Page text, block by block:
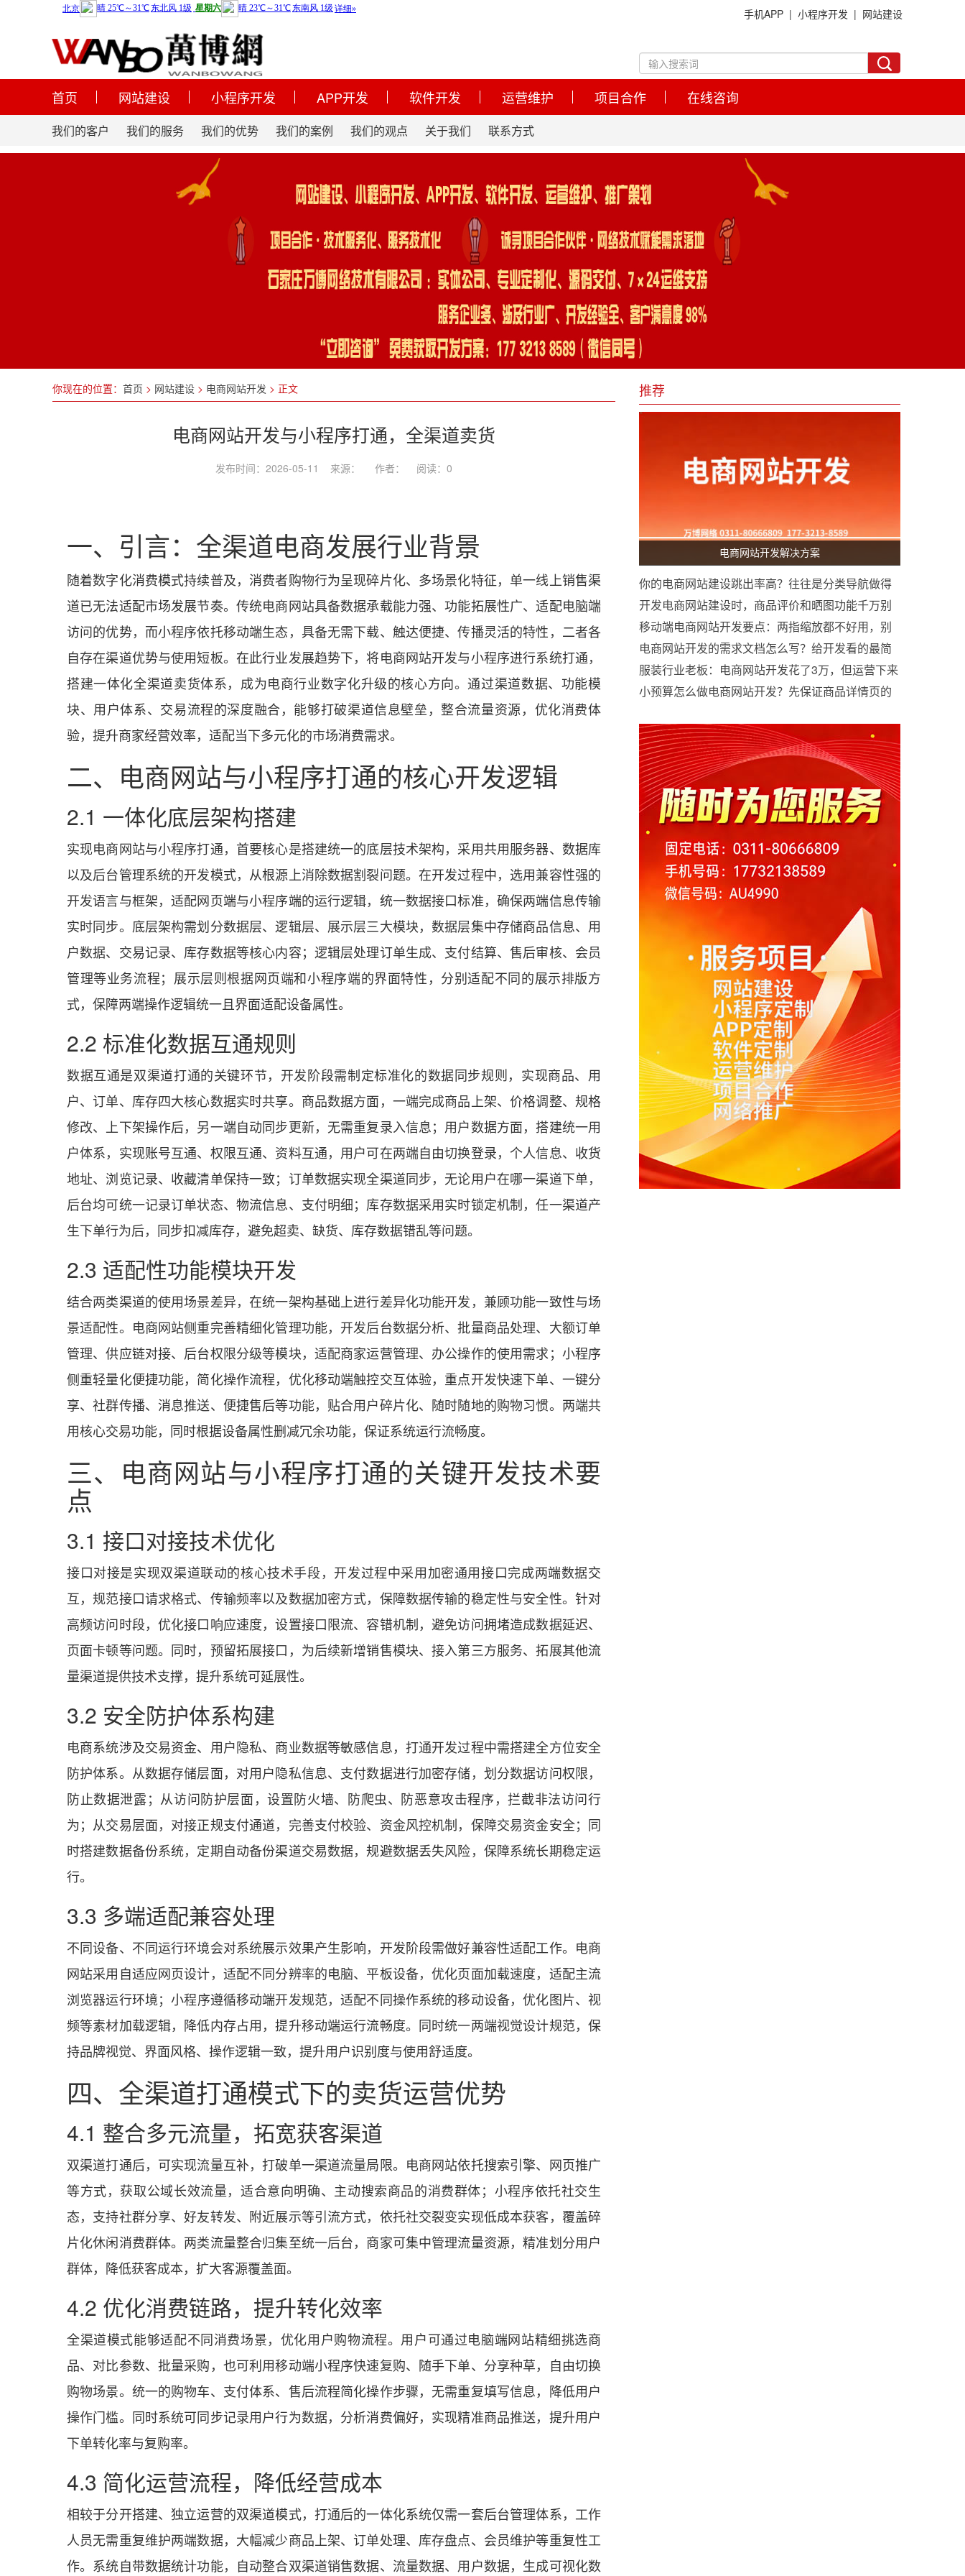
网站建设
小程序开发 |
手机APP |
首页 网站建设 小程序开发 APP开发 软件开发 运营维护 项目合作 在线咨询
我们的客户 我们的服务 我们的优势 我们的案例 我们的观点 关于我们 联系方式
你现在的位置： 首页 > 网站建设 > 电商网站开发 > 正文
电商网站开发与小程序打通，全渠道卖货
发布时间：2026-05-11 来源： 作者： 阅读： 0
一、引言：全渠道电商发展行业背景
随着数字化消费模式持续普及，消费者购物行为呈现碎片化、多场景化特征，单一线上销售渠
道已无法适配市场发展节奏。传统电商网站具备数据承载能力强、功能拓展性广、适配电脑端
访问的优势，而小程序依托移动端生态，具备无需下载、触达便捷、传播灵活的特性，二者各
自存在渠道优势与使用短板。在此行业发展趋势下，将电商网站开发与小程序进行系统打通，
搭建一体化全渠道卖货体系，成为电商行业数字化升级的核心方向。通过渠道数据、功能模
块、用户体系、交易流程的深度融合，能够打破渠道信息壁垒，整合流量资源，优化消费体
验，提升商家经营效率，适配当下多元化的市场消费需求。
二、电商网站与小程序打通的核心开发逻辑
2.1 一体化底层架构搭建
实现电商网站与小程序打通，首要核心是搭建统一的底层技术架构，采用共用服务器、数据库
以及后台管理系统的开发模式，从根源上消除数据割裂问题。在开发过程中，选用兼容性强的
开发语言与框架，适配网页端与小程序端的运行逻辑，统一数据接口标准，确保两端信息传输
实时同步。底层架构需划分数据层、逻辑层、展示层三大模块，数据层集中存储商品信息、用
户数据、交易记录、库存数据等核心内容；逻辑层处理订单生成、支付结算、售后审核、会员
管理等业务流程；展示层则根据网页端和小程序端的界面特性，分别适配不同的展示排版方
式，保障两端操作逻辑统一且界面适配设备属性。
2.2 标准化数据互通规则
数据互通是双渠道打通的关键环节，开发阶段需制定标准化的数据同步规则，实现商品、用
户、订单、库存四大核心数据实时共享。商品数据方面，一端完成商品上架、价格调整、规格
修改、上下架操作后，另一端自动同步更新，无需重复录入信息；用户数据方面，搭建统一用
户体系，实现账号互通、权限互通、资料互通，用户可在两端自由切换登录，个人信息、收货
地址、浏览记录、收藏清单保持一致；订单数据实现全渠道同步，无论用户在哪一渠道下单，
后台均可统一记录订单状态、物流信息、支付明细；库存数据采用实时锁定机制，任一渠道产
生下单行为后，同步扣减库存，避免超卖、缺货、库存数据错乱等问题。
2.3 适配性功能模块开发
结合两类渠道的使用场景差异，在统一架构基础上进行差异化功能开发，兼顾功能一致性与场
景适配性。电商网站侧重完善精细化管理功能，开发后台数据分析、批量商品处理、大额订单
管理、供应链对接、后台权限分级等模块，适配商家运营管理、办公操作的使用需求；小程序
侧重轻量化便捷功能，简化操作流程，优化移动端触控交互体验，重点开发快速下单、一键分
享、社群传播、消息推送、便捷售后等功能，贴合用户碎片化、随时随地的购物习惯。两端共
用核心交易功能，同时根据设备属性删减冗余功能，保证系统运行流畅度。
三、电商网站与小程序打通的关键开发技术要
点
3.1 接口对接技术优化
接口对接是实现双渠道联动的核心技术手段，开发过程中采用加密通用接口完成两端数据交
互，规范接口请求格式、传输频率以及数据加密方式，保障数据传输的稳定性与安全性。针对
高频访问时段，优化接口响应速度，设置接口限流、容错机制，避免访问拥堵造成数据延迟、
页面卡顿等问题。同时，预留拓展接口，为后续新增销售模块、接入第三方服务、拓展其他流
量渠道提供技术支撑，提升系统可延展性。
3.2 安全防护体系构建
电商系统涉及交易资金、用户隐私、商业数据等敏感信息，打通开发过程中需搭建全方位安全
防护体系。从数据存储层面，对用户隐私信息、支付数据进行加密存储，划分数据访问权限，
防止数据泄露；从访问防护层面，设置防火墙、防爬虫、防恶意攻击程序，拦截非法访问行
为；从交易层面，对接正规支付通道，完善支付校验、资金风控机制，保障交易资金安全；同
时搭建数据备份系统，定期自动备份渠道交易数据，规避数据丢失风险，保障系统长期稳定运
行。
3.3 多端适配兼容处理
不同设备、不同运行环境会对系统展示效果产生影响，开发阶段需做好兼容性适配工作。电商
网站采用自适应网页设计，适配不同分辨率的电脑、平板设备，优化页面加载速度，适配主流
浏览器运行环境；小程序遵循移动端开发规范，适配不同操作系统的移动设备，优化图片、视
频等素材加载逻辑，降低内存占用，提升移动端运行流畅度。同时统一两端视觉设计规范，保
持品牌视觉、界面风格、操作逻辑一致，提升用户识别度与使用舒适度。
四、全渠道打通模式下的卖货运营优势
4.1 整合多元流量，拓宽获客渠道
双渠道打通后，可实现流量互补，打破单一渠道流量局限。电商网站依托搜索引擎、网页推广
等方式，获取公域长效流量，适合意向明确、主动搜索商品的消费群体；小程序依托社交生
态，支持社群分享、好友转发、附近展示等引流方式，依托社交裂变实现低成本获客，覆盖碎
片化休闲消费群体。两类流量整合归集至统一后台，商家可集中管理流量资源，精准划分用户
群体，降低获客成本，扩大客源覆盖面。
4.2 优化消费链路，提升转化效率
全渠道模式能够适配不同消费场景，优化用户购物流程。用户可通过电脑端网站精细挑选商
品、对比参数、批量采购，也可利用移动端小程序快速复购、随手下单、分享种草，自由切换
购物场景。统一的购物车、支付体系、售后流程简化操作步骤，无需重复填写信息，降低用户
操作门槛。同时系统可同步记录用户行为数据，分析消费偏好，实现精准商品推送，提升用户
下单转化率与复购率。
4.3 简化运营流程，降低经营成本
相较于分开搭建、独立运营的双渠道模式，打通后的一体化系统仅需一套后台管理体系，工作
人员无需重复维护两端数据，大幅减少商品上架、订单处理、库存盘点、会员维护等重复性工
作。系统自带数据统计功能，自动整合双渠道销售数据、流量数据、用户数据，生成可视化数
推荐
电商网站开发解决方案
你的电商网站建设跳出率高？往往是分类导航做得
太“烧脑”
开发电商网站建设时，商品评价和晒图功能千万别
简化
移动端电商网站开发要点：两指缩放都不好用，别
想卖货
电商网站开发的需求文档怎么写？给开发看的最简
版本
服装行业老板：电商网站开发花了3万，但运营下来
效果将会如何？
小预算怎么做电商网站开发？先保证商品详情页的